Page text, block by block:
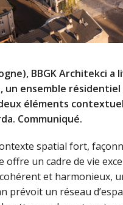
BBGK Architekci
un ensemble
éléments
Communiqué.
spatial fort,
offre un cadre de vie
et harmonieux,
prévoit un réseau